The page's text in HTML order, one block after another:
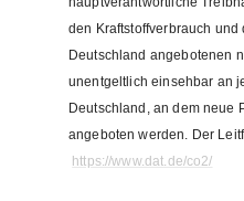
den Kraftstoffverbrauch
Deutschland angebotenen
unentgeltlich einsehbar an
Deutschland, an dem neue
angeboten werden. Der
https://www.dat.de/co2/